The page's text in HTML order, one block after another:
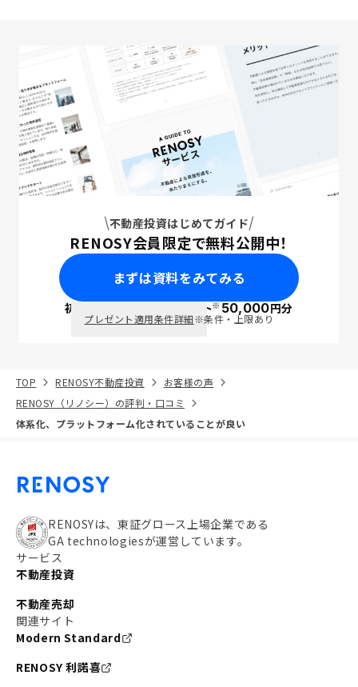
不動産投資はじめてガイド
RENOSY会員限定で無料公開中！
まずは資料をみてみる
初回面談で ポイント※50,000円分
プレゼント適用条件詳細※条件・上限あり
TOP RENOSY不動産投資
お客様の声
RENOSY（リノシー）の評判・口コミ
体系化、プラットフォーム化されていることが良い
RENOSYは、東証グロース上場企業である
GA technologiesが運営しています。
サービス
不動産投資
不動産売却
関連サイト
Modern Standard
RENOSY 利諾喜